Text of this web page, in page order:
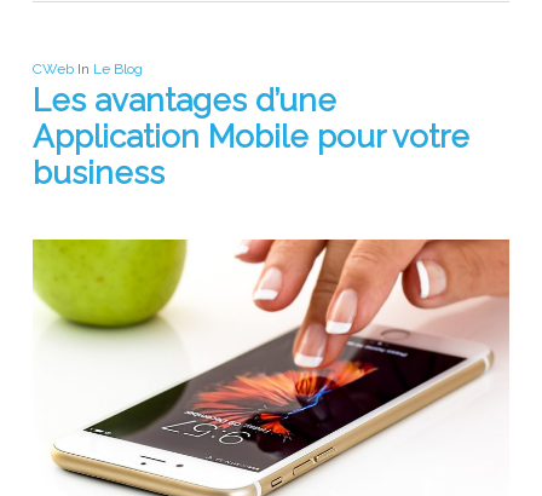
CWeb In Le Blog
Les avantages d’une
Application Mobile pour votre
business